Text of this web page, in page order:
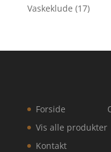
Vaskeklude (17)
Forside
Vis alle produkter
Kontakt